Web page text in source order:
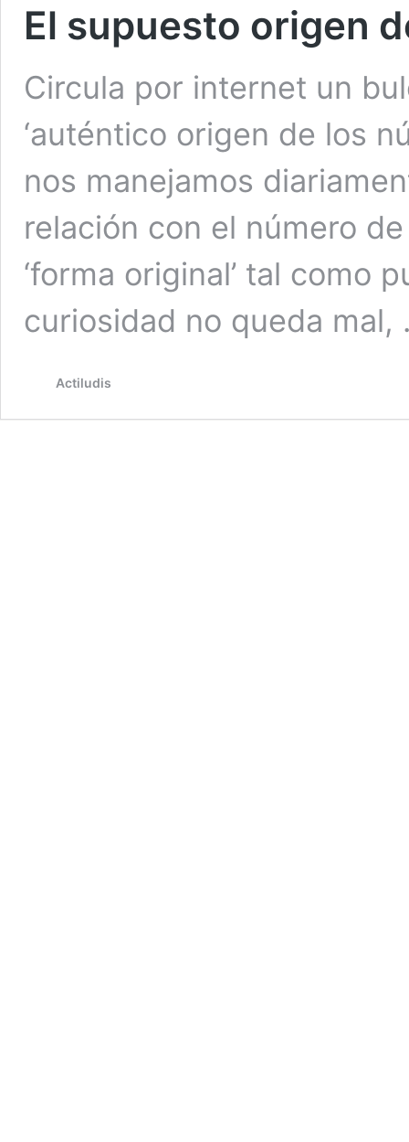
El supuesto origen
Circula por internet un
‘auténtico origen de los
nos manejamos
relación con el número
‘forma original’ tal como
curiosidad no queda
Actiludis